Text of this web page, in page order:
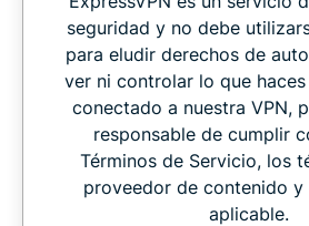
seguridad y no debe
para eludir derechos de
ver ni controlar lo que
conectado a nuestra VPN,
responsable de cumplir
Términos de Servicio, los
proveedor de contenido y
aplicable.